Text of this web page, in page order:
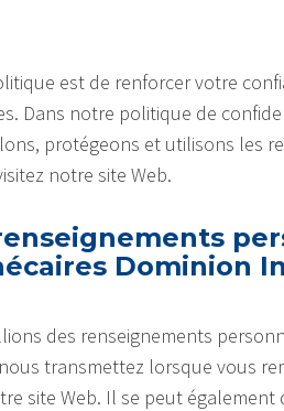
est de renforcer votre
Dans notre politique de
protégeons et utilisons les
notre site Web.
Dominion
des renseignements
transmettez lorsque vous
site Web. Il se peut également